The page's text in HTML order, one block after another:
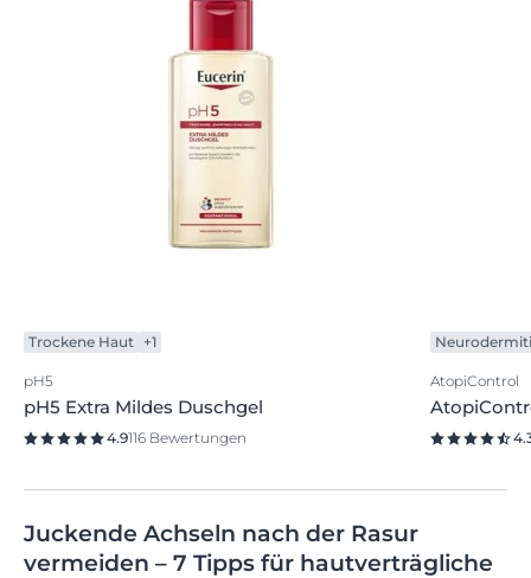
Trockene Haut +1
pH5
pH5 Extra Mildes Duschgel
4.9116 Bewertungen
AtopiControl
Juckende Achseln nach der Rasur
vermeiden – 7 Tipps für hautverträgliche